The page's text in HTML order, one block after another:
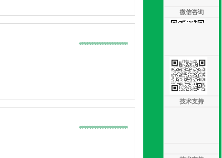
微信咨询
技术支持